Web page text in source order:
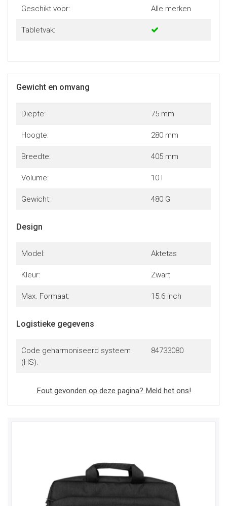
Geschikt voor: Alle merken
Tabletvak:
Gewicht en omvang
Diepte: 75 mm
Hoogte: 280 mm
Breedte: 405 mm
Volume: 10 l
Gewicht: 480 G
Design
Model: Aktetas
Kleur: Zwart
Max. Formaat: 15.6 inch
Logistieke gegevens
Code geharmoniseerd systeem
(HS):
84733080
Fout gevonden op deze pagina? Meld het ons!